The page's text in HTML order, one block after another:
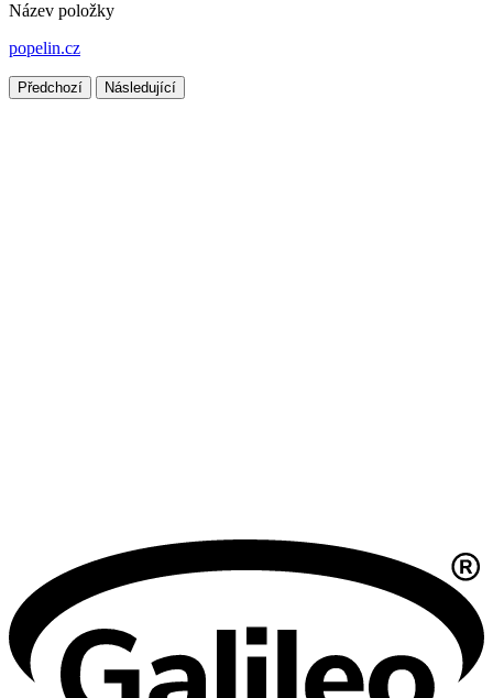
Název položky
popelin.cz
Předchozí Následující